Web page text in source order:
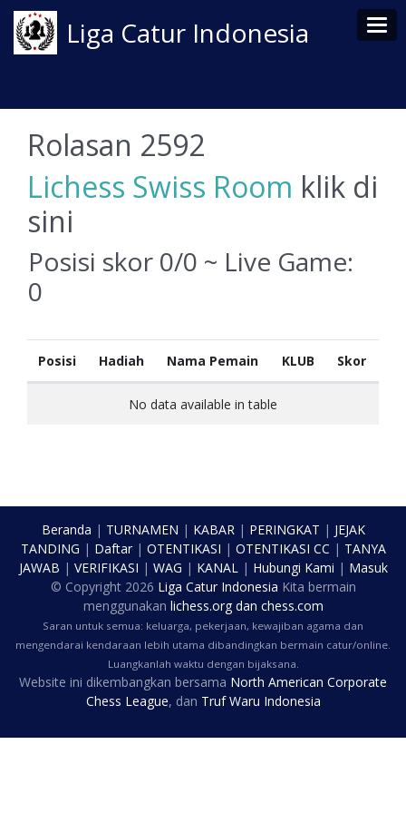
Liga Catur Indonesia
Rolasan 2592
Lichess Swiss Room klik di
sini
Posisi skor 0/0 ~ Live Game:
0
Posisi Hadiah Nama Pemain KLUB Skor
No data available in table
Beranda | TURNAMEN | KABAR| PERINGKAT | JEJAK
TANDING | Daftar| OTENTIKASI | OTENTIKASI CC | TANYA
JAWAB | VERIFIKASI | WAG | KANAL| Hubungi Kami | Masuk
© Copyright 2026 Liga Catur Indonesia Kita bermain
menggunakan lichess.orgdan chess.com
Saran untuk semua: keluarga, pekerjaan, kewajiban agama dan
mengendarai kendaraan lebih utama dibandingkan bermain catur/online.
Luangkanlah waktu dengan bijaksana.
Website ini dikembangkan bersama North American Corporate
Chess League, dan Truf Waru Indonesia